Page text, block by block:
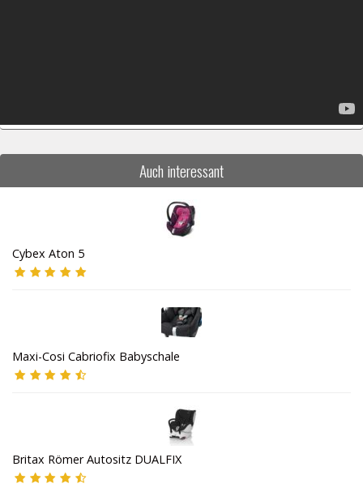
Auch interessant
Cybex Aton 5
Maxi-Cosi Cabriofix Babyschale
Britax Römer Autositz DUALFIX